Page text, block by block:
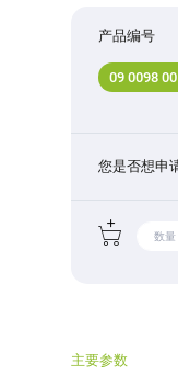
产品编号
09 0098
您是否想申
主要参数